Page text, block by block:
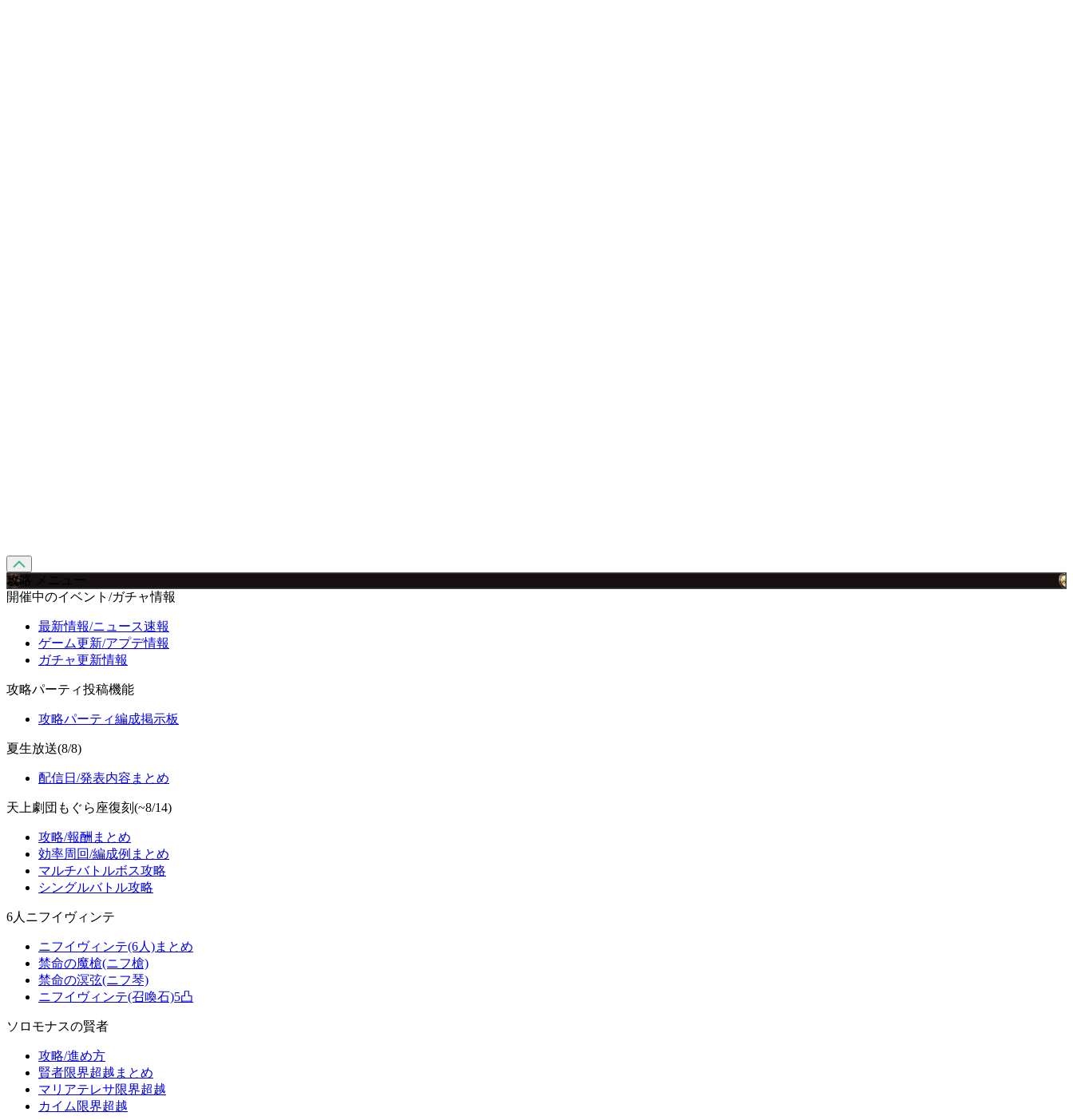
攻略 メニュー
開催中のイベント/ガチャ情報
最新情報/ニュース速報
ゲーム更新/アプデ情報
ガチャ更新情報
攻略パーティ投稿機能
攻略パーティ編成掲示板
夏生放送(8/8)
配信日/発表内容まとめ
天上劇団もぐら座復刻(~8/14)
攻略/報酬まとめ
効率周回/編成例まとめ
マルチバトルボス攻略
シングルバトル攻略
6人ニフイヴィンテ
ニフイヴィンテ(6人)まとめ
禁命の魔槍(ニフ槍)
禁命の溟弦(ニフ琴)
ニフイヴィンテ(召喚石)5凸
ソロモナスの賢者
攻略/進め方
賢者限界超越まとめ
マリアテレサ限界超越
カイム限界超越